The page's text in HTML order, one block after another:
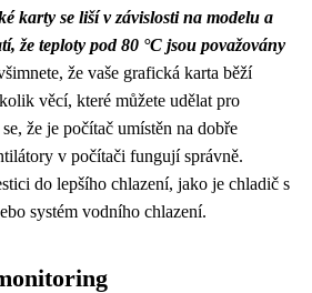
karty se liší v závislosti na modelu a
že teploty pod 80 °C jsou považovány
že vaše grafická karta běží
věcí, které můžete udělat pro
že je počítač umístěn na dobře
v počítači fungují správně.
do lepšího chlazení, jako je chladič s
systém vodního chlazení.